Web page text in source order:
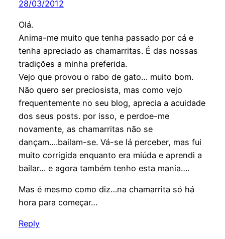
28/03/2012
Olá.
Anima-me muito que tenha passado por cá e
tenha apreciado as chamarritas. É das nossas
tradições a minha preferida.
Vejo que provou o rabo de gato… muito bom.
Não quero ser preciosista, mas como vejo
frequentemente no seu blog, aprecia a acuidade
dos seus posts. por isso, e perdoe-me
novamente, as chamarritas não se
dançam….bailam-se. Vá-se lá perceber, mas fui
muito corrigida enquanto era miúda e aprendi a
bailar… e agora também tenho esta mania….
Mas é mesmo como diz…na chamarrita só há
hora para começar…
Reply